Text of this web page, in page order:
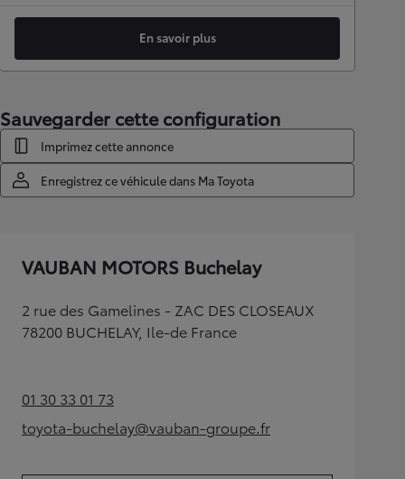
En savoir plus
Sauvegarder cette configuration
Imprimez cette annonce
Enregistrez ce véhicule dans Ma Toyota
VAUBAN MOTORS Buchelay
2 rue des Gamelines - ZAC DES CLOSEAUX
78200 BUCHELAY, Ile-de France
01 30 33 01 73(Opens in new tab)
toyota-buchelay@vauban-groupe.fr
(Opens in new tab)